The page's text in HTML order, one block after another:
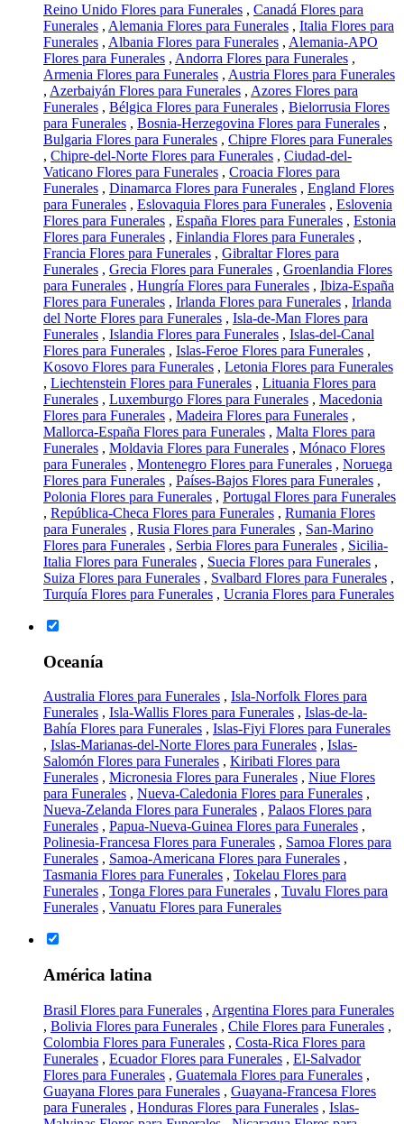
Reino Unido Flores para Funerales , Canadá Flores para
Funerales , Alemania Flores para Funerales , Italia Flores para
Funerales , Albania Flores para Funerales , Alemania-APO
Flores para Funerales , Andorra Flores para Funerales ,
Armenia Flores para Funerales , Austria Flores para Funerales
, Azerbaiyán Flores para Funerales , Azores Flores para
Funerales , Bélgica Flores para Funerales , Bielorrusia Flores
para Funerales , Bosnia-Herzegovina Flores para Funerales ,
Bulgaria Flores para Funerales , Chipre Flores para Funerales
, Chipre-del-Norte Flores para Funerales , Ciudad-del-
Vaticano Flores para Funerales , Croacia Flores para
Funerales , Dinamarca Flores para Funerales , England Flores
para Funerales , Eslovaquia Flores para Funerales , Eslovenia
Flores para Funerales , España Flores para Funerales , Estonia
Flores para Funerales , Finlandia Flores para Funerales ,
Francia Flores para Funerales , Gibraltar Flores para
Funerales , Grecia Flores para Funerales , Groenlandia Flores
para Funerales , Hungría Flores para Funerales , Ibiza-España
Flores para Funerales , Irlanda Flores para Funerales , Irlanda
del Norte Flores para Funerales , Isla-de-Man Flores para
Funerales , Islandia Flores para Funerales , Islas-del-Canal
Flores para Funerales , Islas-Feroe Flores para Funerales ,
Kosovo Flores para Funerales , Letonia Flores para Funerales
, Liechtenstein Flores para Funerales , Lituania Flores para
Funerales , Luxemburgo Flores para Funerales , Macedonia
Flores para Funerales , Madeira Flores para Funerales ,
Mallorca-España Flores para Funerales , Malta Flores para
Funerales , Moldavia Flores para Funerales , Mónaco Flores
para Funerales , Montenegro Flores para Funerales , Noruega
Flores para Funerales , Países-Bajos Flores para Funerales ,
Polonia Flores para Funerales , Portugal Flores para Funerales
, República-Checa Flores para Funerales , Rumania Flores
para Funerales , Rusia Flores para Funerales , San-Marino
Flores para Funerales , Serbia Flores para Funerales , Sicilia-
Italia Flores para Funerales , Suecia Flores para Funerales ,
Suiza Flores para Funerales , Svalbard Flores para Funerales ,
Turquía Flores para Funerales , Ucrania Flores para Funerales
Oceanía
Australia Flores para Funerales , Isla-Norfolk Flores para
Funerales , Isla-Wallis Flores para Funerales , Islas-de-la-
Bahía Flores para Funerales , Islas-Fiyi Flores para Funerales
, Islas-Marianas-del-Norte Flores para Funerales , Islas-
Salomón Flores para Funerales , Kiribati Flores para
Funerales , Micronesia Flores para Funerales , Niue Flores
para Funerales , Nueva-Caledonia Flores para Funerales ,
Nueva-Zelanda Flores para Funerales , Palaos Flores para
Funerales , Papua-Nueva-Guinea Flores para Funerales ,
Polinesia-Francesa Flores para Funerales , Samoa Flores para
Funerales , Samoa-Americana Flores para Funerales ,
Tasmania Flores para Funerales , Tokelau Flores para
Funerales , Tonga Flores para Funerales , Tuvalu Flores para
Funerales , Vanuatu Flores para Funerales
América latina
Brasil Flores para Funerales , Argentina Flores para Funerales
, Bolivia Flores para Funerales , Chile Flores para Funerales ,
Colombia Flores para Funerales , Costa-Rica Flores para
Funerales , Ecuador Flores para Funerales , El-Salvador
Flores para Funerales , Guatemala Flores para Funerales ,
Guayana Flores para Funerales , Guayana-Francesa Flores
para Funerales , Honduras Flores para Funerales , Islas-